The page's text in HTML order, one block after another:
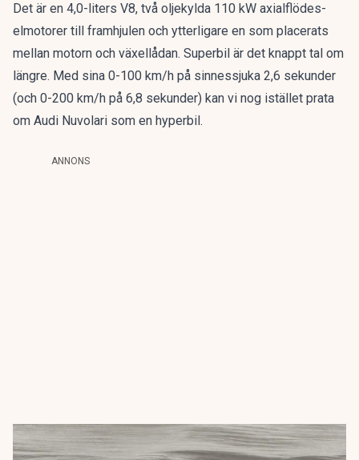
Det är en 4,0-liters V8, två oljekylda 110 kW axialflödes-
elmotorer till framhjulen och ytterligare en som placerats
mellan motorn och växellådan. Superbil är det knappt tal om
längre. Med sina 0-100 km/h på sinnessjuka 2,6 sekunder
(och 0-200 km/h på 6,8 sekunder) kan vi nog istället prata
om Audi Nuvolari som en hyperbil.
ANNONS